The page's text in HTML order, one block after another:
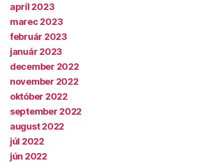
apríl 2023
marec 2023
február 2023
január 2023
december 2022
november 2022
október 2022
september 2022
august 2022
júl 2022
jún 2022